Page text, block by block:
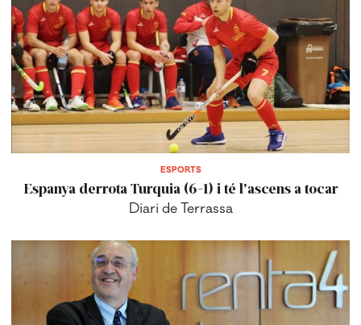
ESPORTS
Espanya derrota Turquia (6-1) i té l'ascens a tocar
Diari de Terrassa